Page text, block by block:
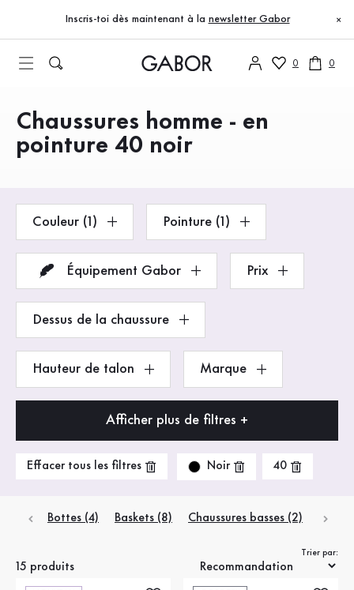
Accéder au contenu principal
Accéder à la table des matières
Accéder à la navigation principale
Inscris-toi dès maintenant à la newsletter Gabor ×
0 0
Produits
Chaussures homme - en
pointure 40 noir
Couleur (1) Pointure (1)
Équipement Gabor Prix
Dessus de la chaussure
Hauteur de talon Marque
Afficher plus de filtres +
Effacer tous les filtres Noir 40
Bottes (4) Baskets (8) Chaussures basses (2)
15 produits
Trier par: